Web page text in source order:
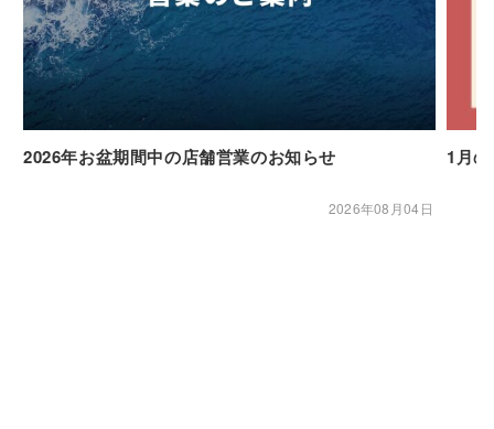
2026年お盆期間中の店舗営業のお知らせ
2026年08月04日
1月